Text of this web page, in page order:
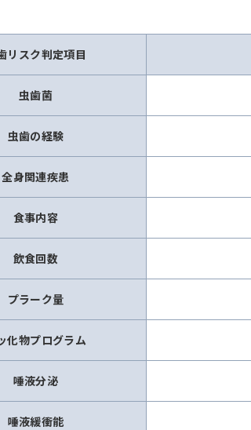
リスク判定項目
虫歯菌
虫歯の経験
全身関連疾患
食事内容
飲食回数
プラーク量
化物プログラム
唾液分泌
唾液緩衝能